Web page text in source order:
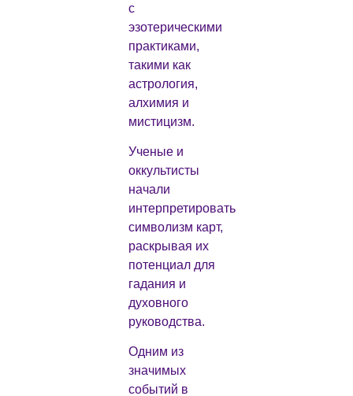
с
эзотерическими
практиками,
такими как
астрология,
алхимия и
мистицизм.
Ученые и
оккультисты
начали
интерпретировать
символизм карт,
раскрывая их
потенциал для
гадания и
духовного
руководства.
Одним из
значимых
событий в